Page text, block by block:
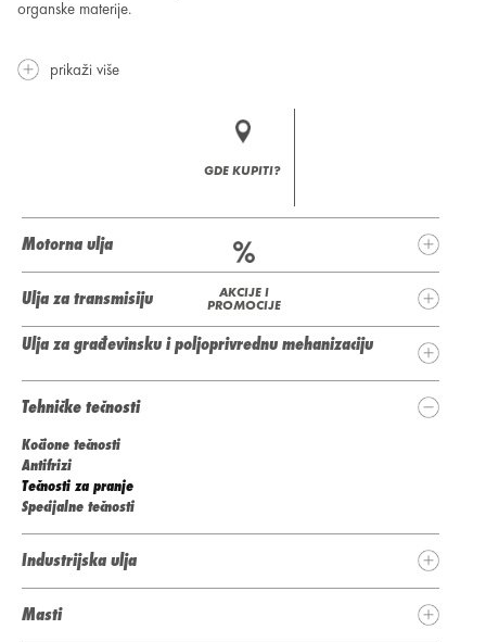
organske materije.
prikaži više
GDE KUPITI?
AKCIJE I
PROMOCIJE
Motorna ulja
Ulja za transmisiju
Ulja za građevinsku i poljoprivrednu mehanizaciju
Tehničke tečnosti
Kočione tečnosti
Antifrizi
Tečnosti za pranje
Specijalne tečnosti
Industrijska ulja
Masti